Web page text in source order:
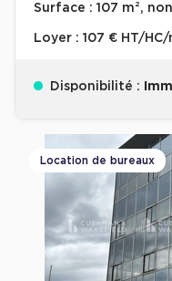
Surface : 107 m²,
Loyer : 107 € HT/HC/
Disponibilité :
Location de bureaux